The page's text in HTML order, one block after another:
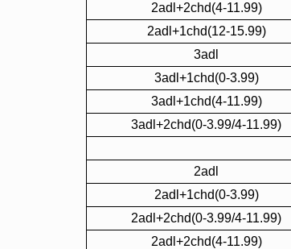
2adl+2chd(4-11.99)
2adl+1chd(12-15.99)
3adl
3adl+1chd(0-3.99)
3adl+1chd(4-11.99)
3adl+2chd(0-3.99/4-11.99)
2adl
2adl+1chd(0-3.99)
2adl+2chd(0-3.99/4-11.99)
2adl+2chd(4-11.99)